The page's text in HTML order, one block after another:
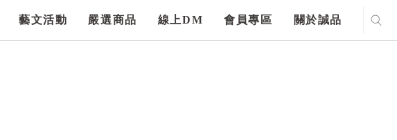
藝文活動 嚴選商品 線上DM 會員專區 關於誠品